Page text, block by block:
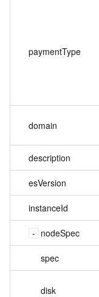
paymentType
domain
description
esVersion
instanceId
nodeSpec
spec
disk